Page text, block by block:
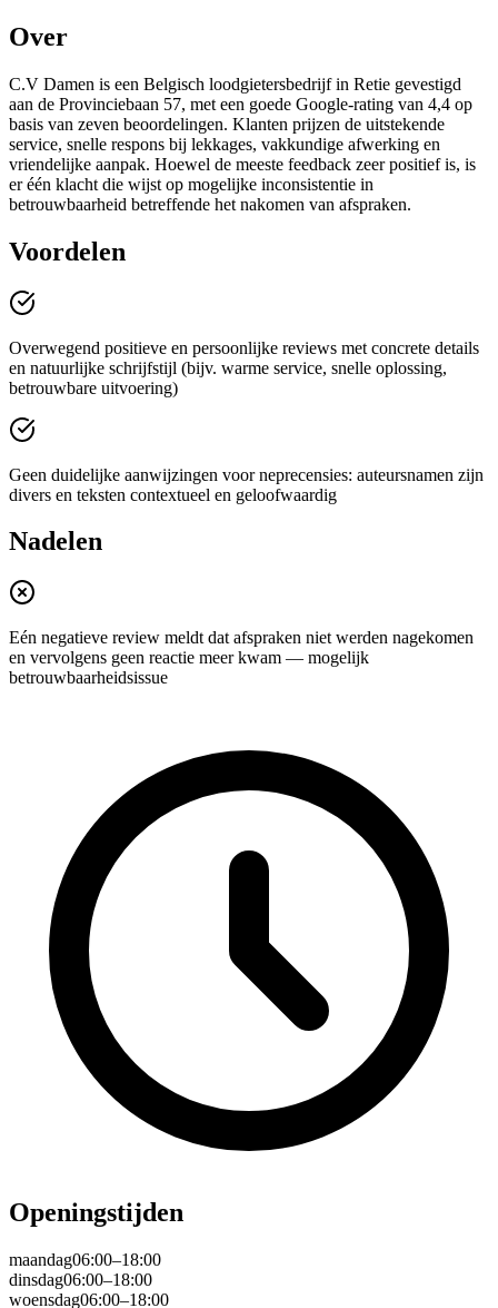
Over
C.V Damen is een Belgisch loodgietersbedrijf in Retie gevestigd
aan de Provinciebaan 57, met een goede Google-rating van 4,4 op
basis van zeven beoordelingen. Klanten prijzen de uitstekende
service, snelle respons bij lekkages, vakkundige afwerking en
vriendelijke aanpak. Hoewel de meeste feedback zeer positief is, is
er één klacht die wijst op mogelijke inconsistentie in
betrouwbaarheid betreffende het nakomen van afspraken.
Voordelen
Overwegend positieve en persoonlijke reviews met concrete details
en natuurlijke schrijfstijl (bijv. warme service, snelle oplossing,
betrouwbare uitvoering)
Geen duidelijke aanwijzingen voor neprecensies: auteursnamen zijn
divers en teksten contextueel en geloofwaardig
Nadelen
Eén negatieve review meldt dat afspraken niet werden nagekomen
en vervolgens geen reactie meer kwam — mogelijk
betrouwbaarheidsissue
Openingstijden
maandag06:00–18:00
dinsdag06:00–18:00
woensdag06:00–18:00